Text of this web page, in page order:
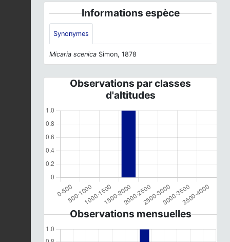
Informations espèce
Synonymes
Micaria scenica Simon, 1878
Observations par classes
d'altitudes
Observations mensuelles